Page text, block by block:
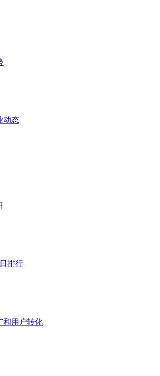
动态
排行
和用户转化